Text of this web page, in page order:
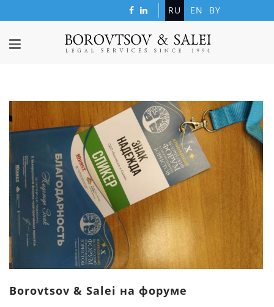
RU EN BY
Borovtsov & Salei на форуме